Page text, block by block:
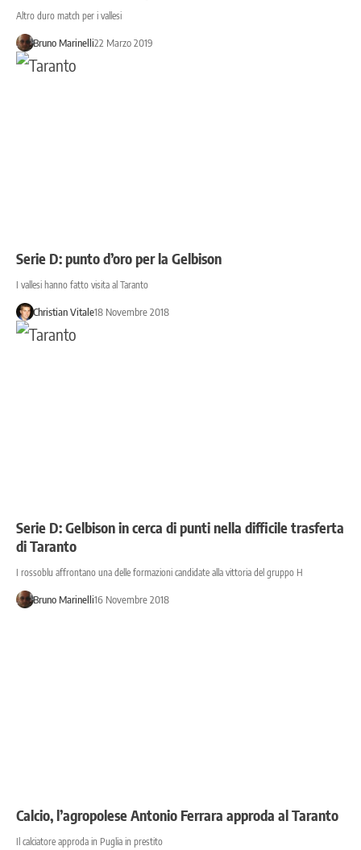
Altro duro match per i vallesi
Bruno Marinelli22 Marzo 2019
Serie D: punto d’oro per la Gelbison
I vallesi hanno fatto visita al Taranto
Christian Vitale18 Novembre 2018
Serie D: Gelbison in cerca di punti nella difficile trasferta
di Taranto
I rossoblu affrontano una delle formazioni candidate alla vittoria del gruppo H
Bruno Marinelli16 Novembre 2018
Calcio, l’agropolese Antonio Ferrara approda al Taranto
Il calciatore approda in Puglia in prestito